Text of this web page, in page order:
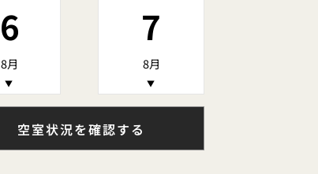
6
8月
▼
7
8月
▼
空室状況を確認する